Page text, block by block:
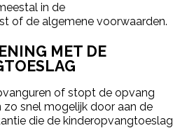
in de
of de algemene voorwaarden.
MET DE
of stopt de opvang
snel mogelijk door aan de
die de kinderopvangtoeslag